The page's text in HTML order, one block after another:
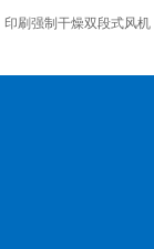
印刷强制干燥双段式风机